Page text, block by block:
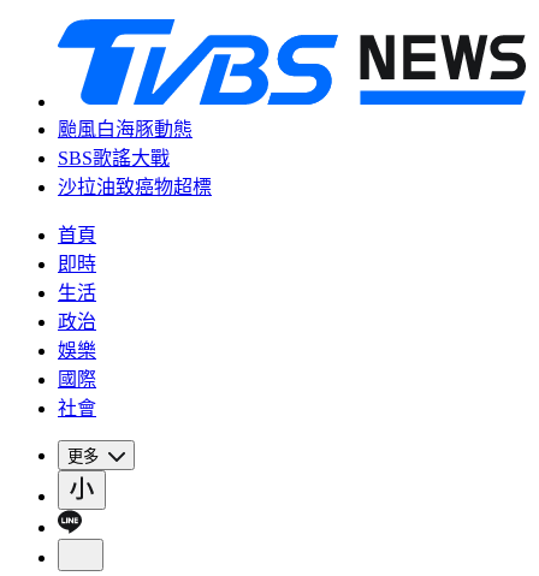
颱風白海豚動態
SBS歌謠大戰
沙拉油致癌物超標
首頁
即時
生活
政治
娛樂
國際
社會
更多